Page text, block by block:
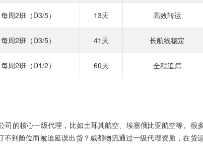
每周2班（D3/5） 13天 高效转运
每周2班（D3/5） 41天 长航线稳定
每周2班（D1/2） 60天 全程追踪
的核心一级代理，比如土耳其航空、埃塞俄比亚航空等。很
不到舱位而被迫延误出货？威都物流通过一级代理资质，在货